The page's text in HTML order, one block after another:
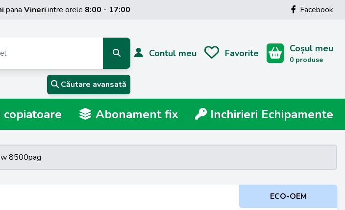
pana Vineri intre orele 8:00 - 17:00 Facebook
Căutare avansată
Contul meu Favorite Coșul meu
0 produse
Abonament fix Inchirieri Echipamente
8500pag
ECO-OEM